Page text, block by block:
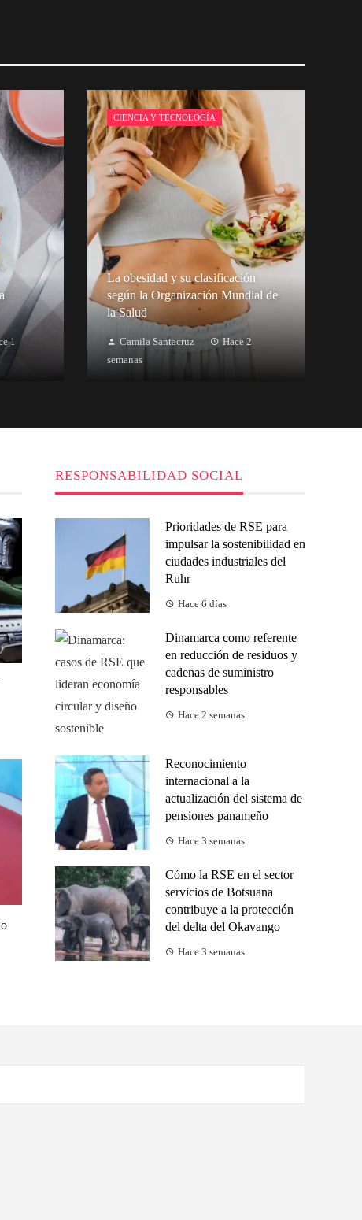
1
CIENCIA Y TECNOLOGÍA
La obesidad y su clasificación
según la Organización Mundial de
la Salud
Camila Santacruz
Hace 2
semanas
RESPONSABILIDAD SOCIAL
Prioridades de RSE para
impulsar la sostenibilidad en
ciudades industriales del
Ruhr
Hace 6 días
Dinamarca como referente
en reducción de residuos y
cadenas de suministro
responsables
Hace 2 semanas
Reconocimiento
internacional a la
actualización del sistema de
pensiones panameño
Hace 3 semanas
Cómo la RSE en el sector
servicios de Botsuana
contribuye a la protección
del delta del Okavango
Hace 3 semanas